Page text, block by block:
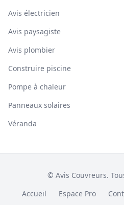
Avis électricien
Avis paysagiste
Avis plombier
Construire piscine
Pompe à chaleur
Panneaux solaires
Véranda
© Avis Couvreurs.
Accueil
Espace Pro